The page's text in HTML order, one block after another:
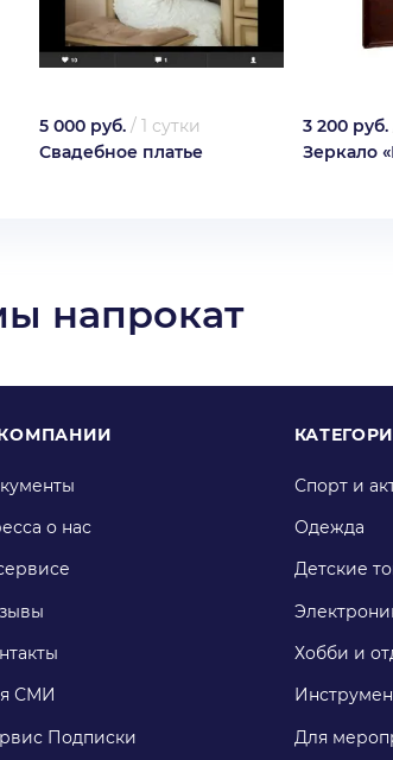
5 000 руб. / 1 сутки
Свадебное платье
3 200 руб.
Зеркало
напрокат
о нас
СМИ
Подписки
Спорт и
Одежда
Детские
Хобби и
Для